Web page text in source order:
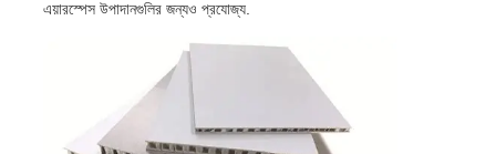
এয়ারস্পেস উপাদানগুলির জন্যও প্রযোজ্য.